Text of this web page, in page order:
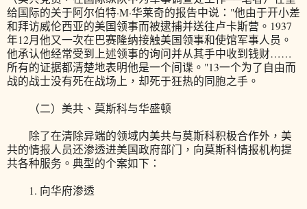
给国际的关于阿尔伯特·M·华莱奇的报告中说："他由于开小差
和拜访威伦西亚的美国领事而被逮捕并送往卢卡斯营。1937
年12月他又一次在巴赛隆纳接触美国领事和使馆军事人员。
他承认他经常受到上述领事的询问并从其手中收到钱财……
所有的证据都清楚地表明他是一个间谍。"13一个为了自由而
战的战士没有死在战场上，却死于狂热的同胞之手。
（二）美共、莫斯科与华盛顿
除了在清除异端的领域内美共与莫斯科积极合作外，美
共的情报人员还渗透进美国政府部门，向莫斯科情报机构提
共各种服务。典型的个案如下：
1. 向华府渗透